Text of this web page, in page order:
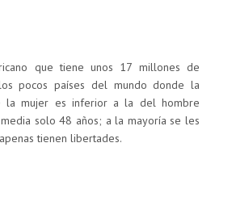
que tiene unos 17 millones de
pocos países del mundo donde la
la mujer es inferior a la del hombre
solo 48 años; a la mayoría se les
tienen libertades.